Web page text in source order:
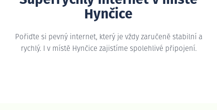
Hynčice
Pořiďte si pevný internet, který je vždy zaručeně stabilní a
rychlý. I v místě Hynčice zajistíme spolehlivé připojení.